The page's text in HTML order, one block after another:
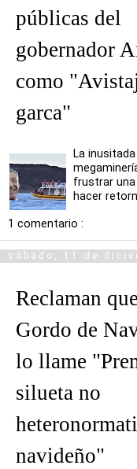
públicas del
gobernador
como
garca"
La
frustrar
hacer
1 comentario :
sábado, 11 de
Reclaman
Gordo de
lo llame
silueta no
navideño"